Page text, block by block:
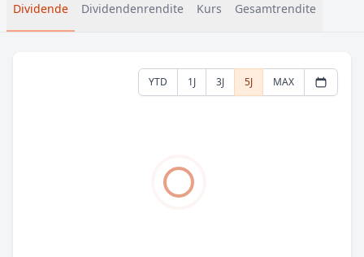
Dividende Dividendenrendite Kurs Gesamtrendite
YTD 1J 3J 5J MAX